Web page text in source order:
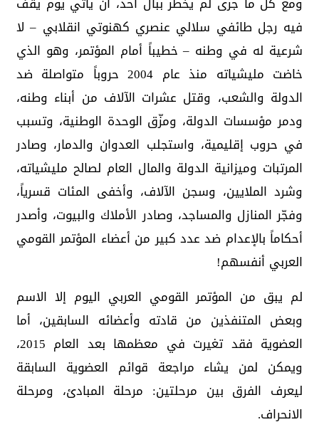
فيه رجل طائفي سلالي عنصري كهنوتي انقلابي – لا
شرعية له في وطنه – خطيباً أمام المؤتمر، وهو الذي
خاضت مليشياته منذ عام 2004 حروباً متواصلة ضد
الدولة والشعب، وقتل عشرات الآلاف من أبناء وطنه،
ودمر مؤسسات الدولة، ومزّق الوحدة الوطنية، وتسبب
في حروب إقليمية، واستجلب العدوان والدمار، وصادر
المرتبات وميزانية الدولة والمال العام لصالح مليشياته،
وشرد الملايين، وسجن الآلاف، وأخفى المئات قسرياً،
وفجّر المنازل والمساجد، وصادر الأملاك والبيوت، وأصدر
أحكاماً بالإعدام ضد عدد كبير من أعضاء المؤتمر القومي
العربي أنفسهم!
لم يبق من المؤتمر القومي العربي اليوم إلا الاسم
وبعض المتنفذين من قادته وأعضائه السابقين، أما
العضوية فقد تغيرت في معظمها بعد العام 2015،
ويمكن لمن يشاء مراجعة قوائم العضوية السابقة
ليعرف الفرق بين مرحلتين: مرحلة المبادئ، ومرحلة
الانحراف.